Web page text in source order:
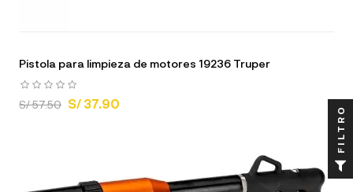
Pistola para limpieza de motores 19236 Truper
S/ 57.50 S/ 37.90
FILTRO